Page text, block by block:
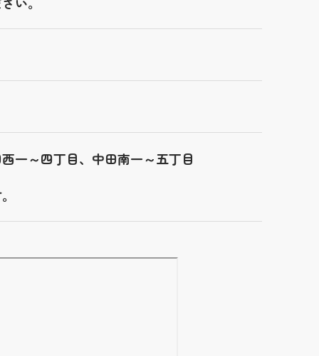
一～四丁目、中田南一～五丁目